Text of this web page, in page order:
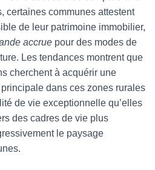
certaines communes attestent
de leur patrimoine immobilier,
accrue pour des modes de
Les tendances montrent que
cherchent à acquérir une
dans ces zones rurales
de vie exceptionnelle qu’elles
des cadres de vie plus
le paysage